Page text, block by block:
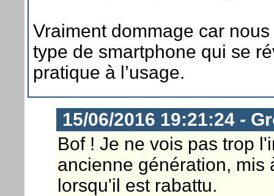
Vraiment dommage car
type de smartphone qui se
pratique à l’usage.
15/06/2016 19:21:24 -
Bof ! Je ne vois pas trop
ancienne génération, mis
lorsqu'il est rabattu.